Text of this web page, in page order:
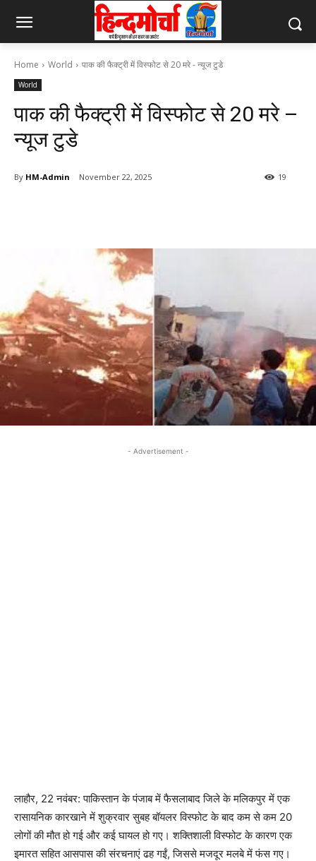
Home World पाक की फैक्ट्री में विस्फोट से 20 मरे - न्यूज टुडे
World
पाक की फैक्ट्री में विस्फोट से 20 मरे –
न्यूज टुडे
By HM-Admin November 22, 2025 19
- Advertisement -
लाहौर, 22 नवंबर: पाकिस्तान के पंजाब में फैसलाबाद जिले के मलिकपुर में एक
रासायनिक कारखाने में शुक्रवार सुबह बॉयलर विस्फोट के बाद कम से कम 20
लोगों की मौत हो गई और कई घायल हो गए। शक्तिशाली विस्फोट के कारण एक
इमारत सहित आसपास की संरचनाएं ढह गईं, जिससे मजदूर मलबे में फंस गए।